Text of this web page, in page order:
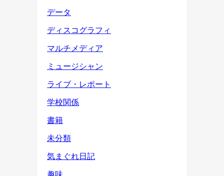
データ
ディスコグラフィ
マルチメディア
ミュージシャン
ライブ・レポート
学校関係
書籍
未分類
気まぐれ日記